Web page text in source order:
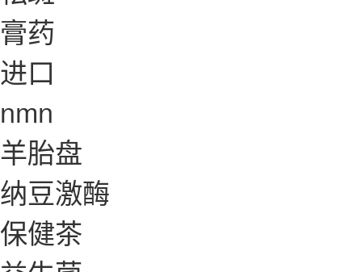
膏药
进口
nmn
羊胎盘
纳豆激酶
保健茶